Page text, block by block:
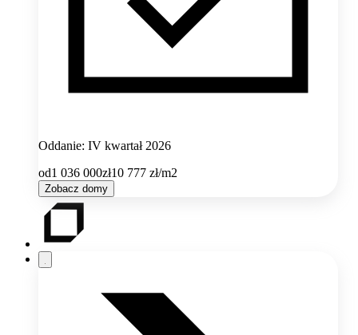
Oddanie: IV kwartał 2026
od1 036 000zł10 777 zł/m2
Zobacz domy